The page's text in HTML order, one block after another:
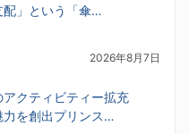
」という「傘…
2026年8月7日
クティビティー拡充
を創出プリンス…